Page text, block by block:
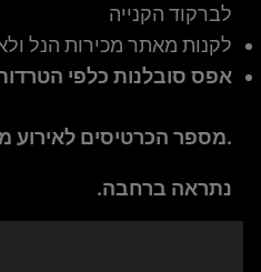
לברקוד הקנייה
לקנות מאתר מכירות הנל
אפס סובלנות כלפי
.מספר הכרטיסים לאירוע
נתראה ברחבה.